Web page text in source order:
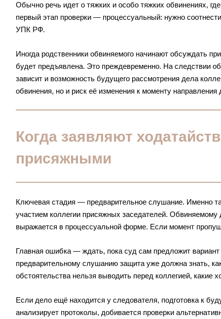
Обычно речь идет о тяжких и особо тяжких обвинениях,
первый этап проверки — процессуальный: нужно
УПК РФ.
Иногда родственники обвиняемого начинают обсуждать
будет предъявлена. Это преждевременно. На следствии
зависит и возможность будущего рассмотрения дела
обвинения, но и риск её изменения к моменту направления
Когда заявляют
присяжными
Ключевая стадия — предварительное слушание. Именно
участием коллегии присяжных заседателей.
выражается в процессуальной форме. Если момент
Главная ошибка — ждать, пока суд сам предложит
предварительному слушанию защита уже должна знать,
обстоятельства нельзя выводить перед коллегией, какие
Если дело ещё находится у следователя, подготовка к
анализирует протоколы, добивается проверки